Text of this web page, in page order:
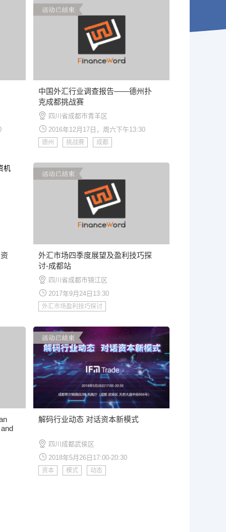
中国外汇行业调查报告——德州扑
克成都挑战赛
四川省成都市青羊区
2016年12月17日，周六下午13:30
德州 挑战赛 成都
外汇市场四季度展望及盈利技巧探
讨-成都站
四川省成都市锦江区
2017年9月24日13:30
外汇市场盈利技巧探讨
解码行业动态 对话资本新模式
四川成都武侯区
2018年5月26日17:00-20:30
资本 模式 动态